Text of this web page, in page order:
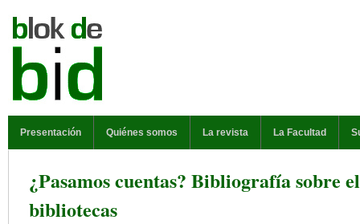
Presentación Quiénes somos La revista La Facultad
¿Pasamos cuentas? Bibliografía sobre
bibliotecas